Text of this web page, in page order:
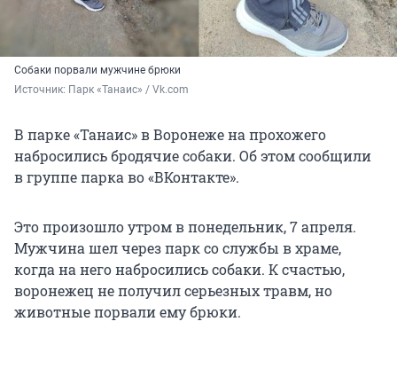
Собаки порвали мужчине брюки
Источник: Парк «Танаис» / Vk.com
В парке «Танаис» в Воронеже на прохожего
набросились бродячие собаки. Об этом сообщили
в группе парка во «ВКонтакте».
Это произошло утром в понедельник, 7 апреля.
Мужчина шел через парк со службы в храме,
когда на него набросились собаки. К счастью,
воронежец не получил серьезных травм, но
животные порвали ему брюки.